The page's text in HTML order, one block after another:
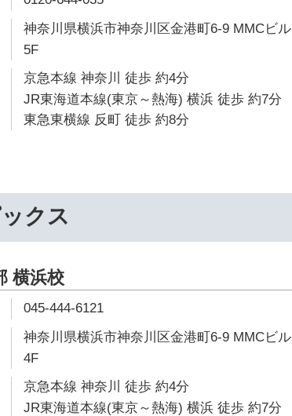
神奈川県横浜市神奈川区金港町6-9 MMCビル
5F
京急本線 神奈川 徒歩 約4分
JR東海道本線(東京～熱海) 横浜 徒歩 約7分
東急東横線 反町 徒歩 約8分
クス
横浜校
045-444-6121
神奈川県横浜市神奈川区金港町6-9 MMCビル
4F
京急本線 神奈川 徒歩 約4分
JR東海道本線(東京～熱海) 横浜 徒歩 約7分